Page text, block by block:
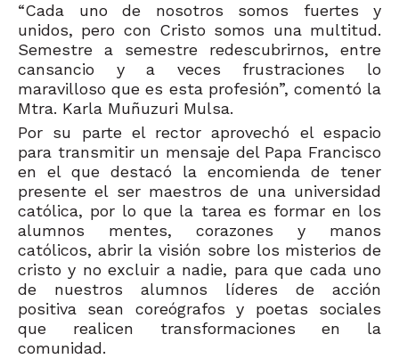
“Cada uno de nosotros somos fuertes y
unidos, pero con Cristo somos una multitud.
Semestre a semestre redescubrirnos, entre
cansancio y a veces frustraciones lo
maravilloso que es esta profesión”, comentó la
Mtra. Karla Muñuzuri Mulsa.
Por su parte el rector aprovechó el espacio
para transmitir un mensaje del Papa Francisco
en el que destacó la encomienda de tener
presente el ser maestros de una universidad
católica, por lo que la tarea es formar en los
alumnos mentes, corazones y manos
católicos, abrir la visión sobre los misterios de
cristo y no excluir a nadie, para que cada uno
de nuestros alumnos líderes de acción
positiva sean coreógrafos y poetas sociales
que realicen transformaciones en la
comunidad.